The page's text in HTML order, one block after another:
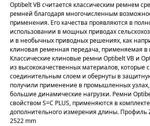
Optibelt VB считается классическим ремнем
ремней благодаря многочисленным
применения. Его качества проявляются в
использовании в мощных приводах
и в необычных приводных решениях, как
клиновая ременная передача, применяемая
Классические клиновые ремни Optibelt VB и
из высококачественных материалов, которые
соединительным слоем и обернуты в
получили применение в промышленных
большие динамические нагрузки. Ремни
свойством S=C PLUS, применяются в
дополнительного измерения длины. Профиль
2522 mm